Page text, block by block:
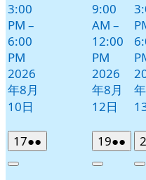
3:00
PM –
6:00
PM
2026
年8月
10日
9:00
AM –
12:00
PM
2026
年8月
12日
172026
年
●●
件
Close
192026
年
●●
件
Close